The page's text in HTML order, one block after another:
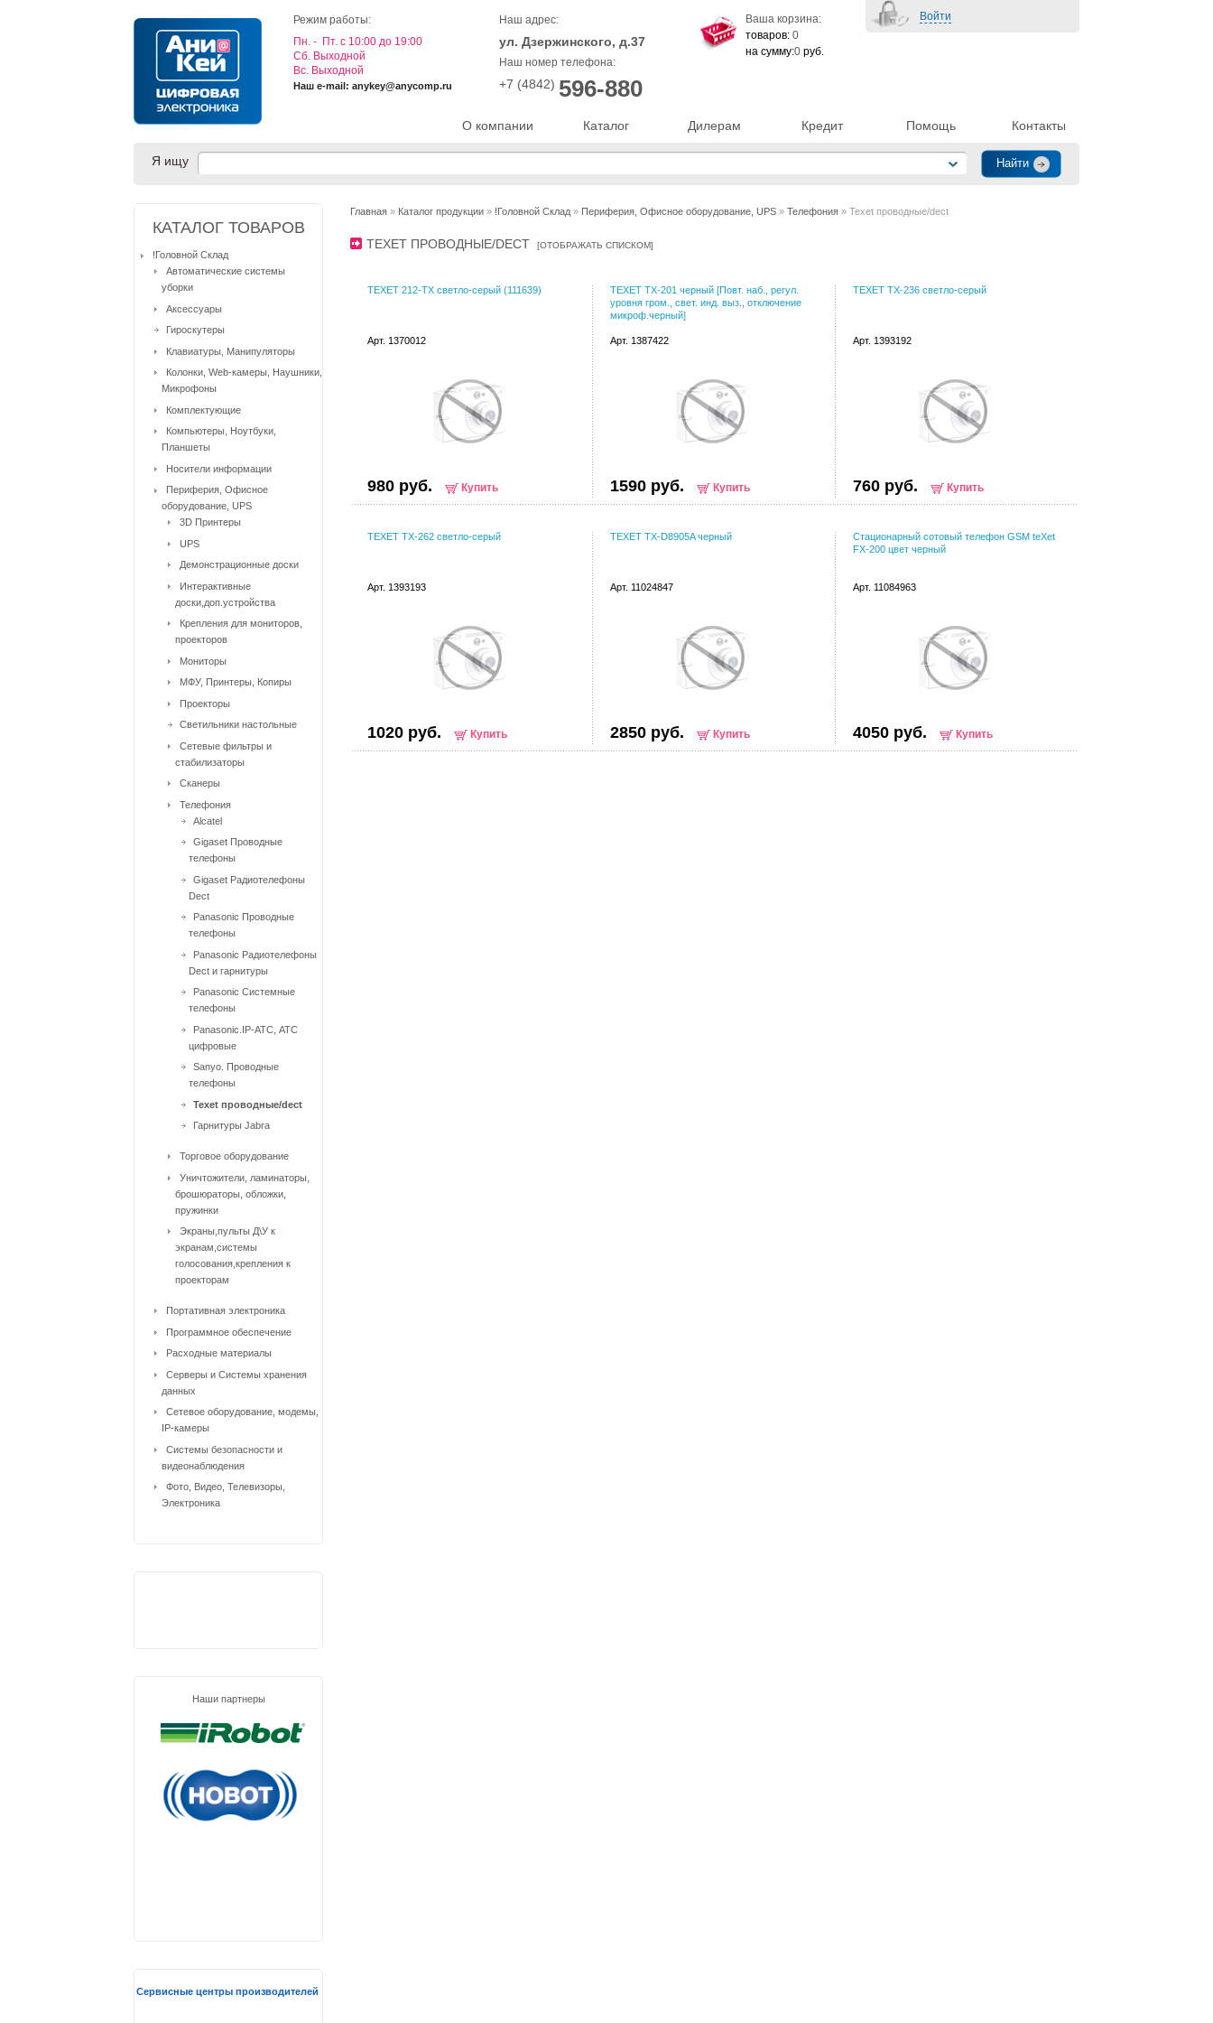
О компании Каталог Дилерам Кредит Помощь Контакты
Режим работы:
Пн. - Пт. с 10:00 до 19:00
Cб. Выходной
Вс. Выходной
Наш e-mail: anykey@anycomp.ru
Наш адрес:
ул. Дзержинского, д.37
Наш номер телефона:
+7 (4842) 596-880
Войти
Ваша корзина:
товаров: 0
на сумму:0 руб.
Я ищу
Главная » Каталог продукции » !Головной Склад » Периферия, Офисное оборудование, UPS » Телефония » Texet проводные/dect
TEXET ПРОВОДНЫЕ/DECT [ОТОБРАЖАТЬ СПИСКОМ]
TEXET 212-ТХ светло-серый (111639)
Арт. 1370012
980 руб. Купить
TEXET TX-201 черный [Повт. наб., регул.
уровня гром., свет. инд. выз., отключение
микроф.черный]
Арт. 1387422
1590 руб. Купить
TEXET TX-236 светло-серый
Арт. 1393192
760 руб. Купить
TEXET TX-262 светло-серый
Арт. 1393193
1020 руб. Купить
TEXET TX-D8905A черный
Арт. 11024847
2850 руб. Купить
Стационарный сотовый телефон GSM teXet
FX-200 цвет черный
Арт. 11084963
4050 руб. Купить
КАТАЛОГ ТОВАРОВ
!Головной Склад
Автоматические системы
уборки
Аксессуары
Гироскутеры
Клавиатуры, Манипуляторы
Колонки, Web-камеры, Наушники,
Микрофоны
Комплектующие
Компьютеры, Ноутбуки,
Планшеты
Носители информации
Периферия, Офисное
оборудование, UPS
3D Принтеры
UPS
Демонстрационные доски
Интерактивные
доски,доп.устройства
Крепления для мониторов,
проекторов
Мониторы
МФУ, Принтеры, Копиры
Проекторы
Светильники настольные
Сетевые фильтры и
стабилизаторы
Сканеры
Телефония
Alcatel
Gigaset Проводные
телефоны
Gigaset Радиотелефоны
Dect
Panasonic Проводные
телефоны
Panasonic Радиотелефоны
Dect и гарнитуры
Panasonic Системные
телефоны
Panasonic.IP-АТС, АТС
цифровые
Sanyo. Проводные
телефоны
Texet проводные/dect
Гарнитуры Jabra
Торговое оборудование
Уничтожители, ламинаторы,
брошюраторы, обложки,
пружинки
Экраны,пульты Д\У к
экранам,системы
голосования,крепления к
проекторам
Портативная электроника
Программное обеспечение
Расходные материалы
Серверы и Системы хранения
данных
Сетевое оборудование, модемы,
IP-камеры
Системы безопасности и
видеонаблюдения
Фото, Видео, Телевизоры,
Электроника
Наши партнеры
Сервисные центры производителей